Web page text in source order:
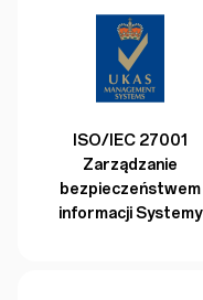
ISO/IEC 27001
Zarządzanie
bezpieczeństwem
informacji Systemy